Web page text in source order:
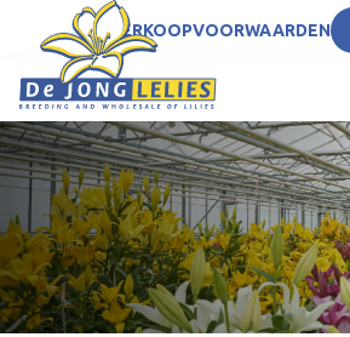
NLVERKOOPVOORWAARDEN